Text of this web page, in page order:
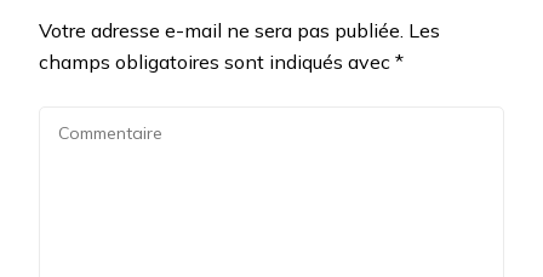
Votre adresse e-mail ne sera pas publiée. Les
champs obligatoires sont indiqués avec *